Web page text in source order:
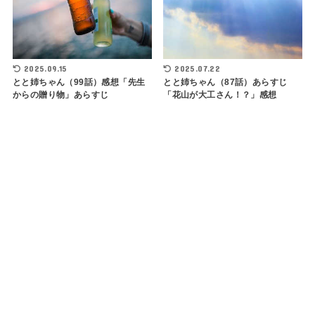
2025.09.15
とと姉ちゃん（99話）感想「先生
からの贈り物」あらすじ
2025.07.22
とと姉ちゃん（87話）あらすじ
「花山が大工さん！？」感想